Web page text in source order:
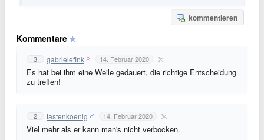
kommentieren
Kommentare
3 gabrielefink 14. Februar 2020
Es hat bei ihm eine Weile gedauert, die richtige Entscheidung
zu treffen!
2 tastenkoenig 14. Februar 2020
Viel mehr als er kann man's nicht verbocken.